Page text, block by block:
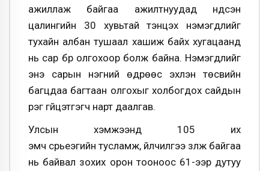
ажиллаж байгаа ажилтнуудад үндсэн
цалингийн 30 хувьтай тэнцэх нэмэгдлийг
тухайн албан тушаал хашиж байх хугацаанд
нь сар бүр олгохоор болж байна. Нэмэгдлийг
энэ сарын нэгний өдрөөс эхлэн төсвийн
багцдаа багтаан олгохыг холбогдох сайдын
үүрэг гүйцэтгэгч нарт даалгав.
Улсын хэмжээнд 105 их
эмч сүрьеэгийн тусламж, үйлчилгээ үзүүлж байгаа
нь байвал зохих орон тооноос 61-ээр дутуу